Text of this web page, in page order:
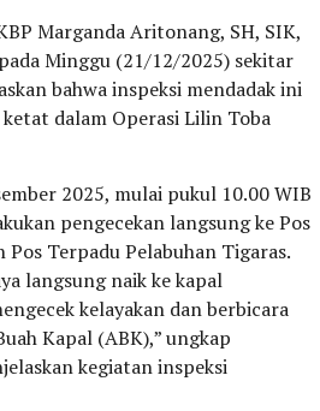
Marganda Aritonang, SH, SIK,
Minggu (21/12/2025) sekitar
bahwa inspeksi mendadak ini
dalam Operasi Lilin Toba
2025, mulai pukul 10.00 WIB
pengecekan langsung ke Pos
Terpadu Pelabuhan Tigaras.
langsung naik ke kapal
kelayakan dan berbicara
Kapal (ABK),” ungkap
kegiatan inspeksi